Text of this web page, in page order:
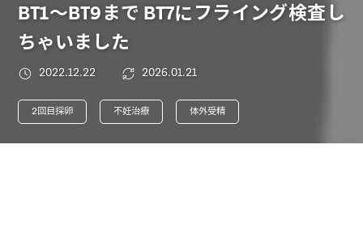
BT1〜BT9まで BT7にフライング検査し
ちゃいました
2022.12.22 2026.01.21
2回目採卵 不妊治療 体外受精